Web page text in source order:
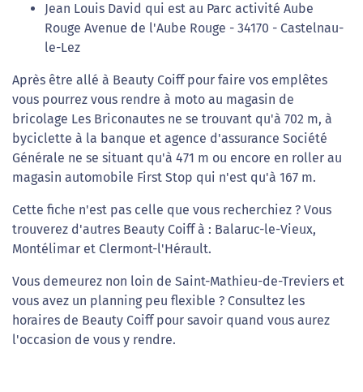
Jean Louis David qui est au Parc activité Aube
Rouge Avenue de l'Aube Rouge - 34170 - Castelnau-
le-Lez
Après être allé à Beauty Coiff pour faire vos emplêtes
vous pourrez vous rendre à moto au magasin de
bricolage Les Briconautes ne se trouvant qu'à 702 m, à
byciclette à la banque et agence d'assurance Société
Générale ne se situant qu'à 471 m ou encore en roller au
magasin automobile First Stop qui n'est qu'à 167 m.
Cette fiche n'est pas celle que vous recherchiez ? Vous
trouverez d'autres Beauty Coiff à : Balaruc-le-Vieux,
Montélimar et Clermont-l'Hérault.
Vous demeurez non loin de Saint-Mathieu-de-Treviers et
vous avez un planning peu flexible ? Consultez les
horaires de Beauty Coiff pour savoir quand vous aurez
l'occasion de vous y rendre.